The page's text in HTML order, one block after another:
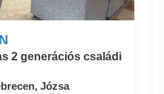
2 generációs családi
Józsa